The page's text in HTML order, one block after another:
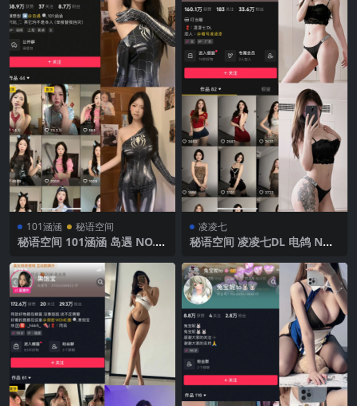
101涵涵 秘语空间
秘语空间 101涵涵 岛遇 NO.0
整版
凌凌七
秘语空间 凌凌七DL 电鸽 NO.
完整版